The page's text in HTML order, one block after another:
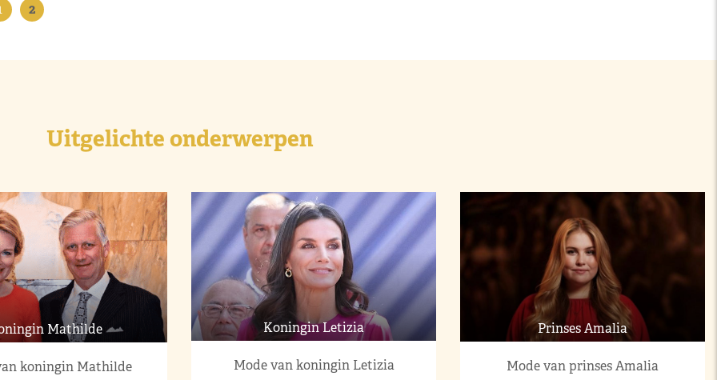
2
Uitgelichte onderwerpen
Mathilde
koningin Mathilde
Koningin Letizia
Mode van koningin Letizia
Prinses Amalia
Mode van prinses Amalia